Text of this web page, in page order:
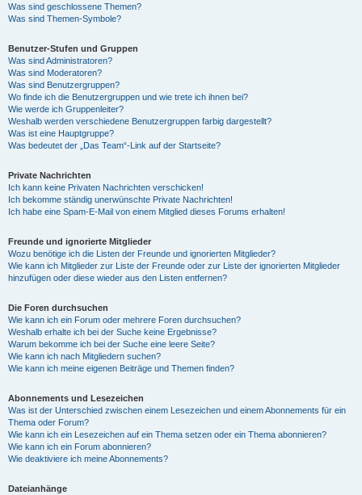
Was sind geschlossene Themen?
Was sind Themen-Symbole?
Benutzer-Stufen und Gruppen
Was sind Administratoren?
Was sind Moderatoren?
Was sind Benutzergruppen?
Wo finde ich die Benutzergruppen und wie trete ich ihnen bei?
Wie werde ich Gruppenleiter?
Weshalb werden verschiedene Benutzergruppen farbig dargestellt?
Was ist eine Hauptgruppe?
Was bedeutet der „Das Team“-Link auf der Startseite?
Private Nachrichten
Ich kann keine Privaten Nachrichten verschicken!
Ich bekomme ständig unerwünschte Private Nachrichten!
Ich habe eine Spam-E-Mail von einem Mitglied dieses Forums erhalten!
Freunde und ignorierte Mitglieder
Wozu benötige ich die Listen der Freunde und ignorierten Mitglieder?
Wie kann ich Mitglieder zur Liste der Freunde oder zur Liste der ignorierten Mitglieder
hinzufügen oder diese wieder aus den Listen entfernen?
Die Foren durchsuchen
Wie kann ich ein Forum oder mehrere Foren durchsuchen?
Weshalb erhalte ich bei der Suche keine Ergebnisse?
Warum bekomme ich bei der Suche eine leere Seite?
Wie kann ich nach Mitgliedern suchen?
Wie kann ich meine eigenen Beiträge und Themen finden?
Abonnements und Lesezeichen
Was ist der Unterschied zwischen einem Lesezeichen und einem Abonnements für ein
Thema oder Forum?
Wie kann ich ein Lesezeichen auf ein Thema setzen oder ein Thema abonnieren?
Wie kann ich ein Forum abonnieren?
Wie deaktiviere ich meine Abonnements?
Dateianhänge